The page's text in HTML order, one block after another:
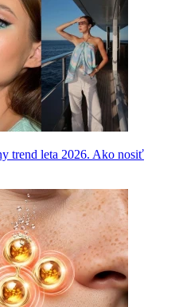
trend leta 2026. Ako nosiť